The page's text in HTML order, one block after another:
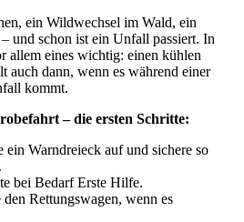
ein Wildwechsel im Wald, ein
und schon ist ein Unfall passiert. In
allem eines wichtig: einen kühlen
auch dann, wenn es während einer
kommt.
– die ersten Schritte:
ein Warndreieck auf und sichere so
bei Bedarf Erste Hilfe.
den Rettungswagen, wenn es